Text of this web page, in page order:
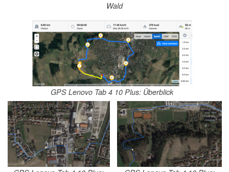
Wald
GPS Lenovo Tab 4 10 Plus: Überblick